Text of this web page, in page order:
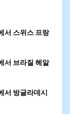
스위스 프랑
브라질 헤알
방글라데시